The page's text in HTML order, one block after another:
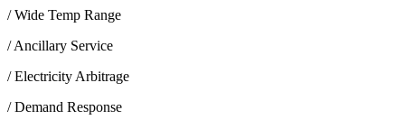
/ Wide Temp Range
/ Ancillary Service
/ Electricity Arbitrage
/ Demand Response